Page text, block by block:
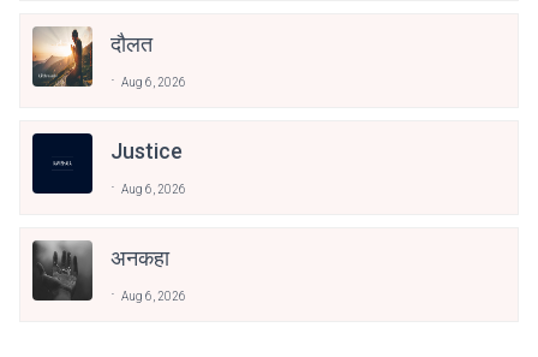
दौलत
Aug 6, 2026
Justice
Aug 6, 2026
अनकहा
Aug 6, 2026